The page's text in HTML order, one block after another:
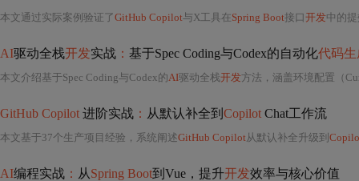
本文通过实际案例验证了GitHub Copilot与X工具在Spring Boot接口开发中的
AI驱动全栈开发实战 ： 基于Spec Coding与Codex的自动化代码生
本文介绍基于Spec Coding与Codex的AI驱动全栈开发方法，涵盖环境配置（
GitHub Copilot 进阶实战 ： 从默认补全到 Copilot Chat工作流
本文基于37个生产项目经验，系统阐述GitHub Copilot从默认补全升级到
AI编程实战 ： 从Spring Boot到Vue，提升开发效率与核心价值